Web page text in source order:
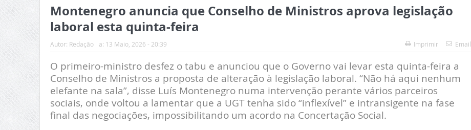
Montenegro anuncia que Conselho de Ministros aprova legislação
laboral esta quinta-feira
Autor: Redação a: 13 Maio, 2026 - 20:39 Imprimir Email
O primeiro-ministro desfez o tabu e anunciou que o Governo vai levar esta quinta-feira a
Conselho de Ministros a proposta de alteração à legislação laboral. “Não há aqui nenhum
elefante na sala”, disse Luís Montenegro numa intervenção perante vários parceiros
sociais, onde voltou a lamentar que a UGT tenha sido “inflexível” e intransigente na fase
final das negociações, impossibilitando um acordo na Concertação Social.